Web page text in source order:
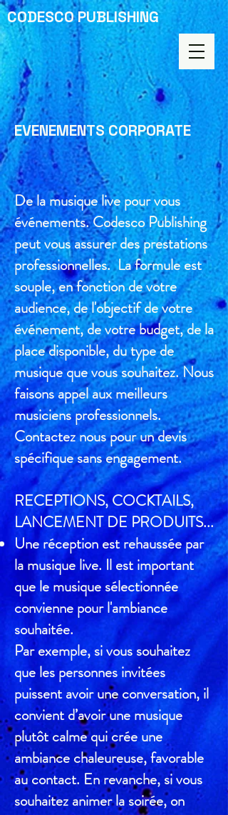
CODESCO PUBLISHING
EVENEMENTS CORPORATE
De la musique live pour vous
événements. Codesco Publishing
peut vous assurer des prestations
professionnelles. La formule est
souple, en fonction de votre
audience, de l'objectif de votre
événement, de votre budget, de la
place disponible, du type de
musique que vous souhaitez. Nous
faisons appel aux meilleurs
musiciens professionnels.
Contactez nous pour undevis
spécifique sans engagement.
RECEPTIONS, COCKTAILS,
LANCEMENT DE PRODUITS...
Une réception est rehaussée par
la musique live. Il est important
que le musique sélectionnée
convienne pour l'ambiance
souhaitée.
Par exemple, si vous souhaitez
que les personnes invitées
puissent avoir une conversation, il
convient d’avoir une musique
plutôt calme qui crée une
ambiance chaleureuse, favorable
au contact. En revanche, si vous
souhaitez animer la soirée, on